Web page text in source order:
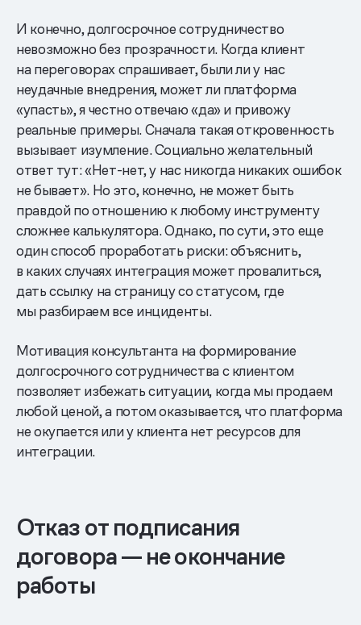
И конечно, долгосрочное сотрудничество
невозможно без прозрачности. Когда клиент
на переговорах спрашивает, были ли у нас
неудачные внедрения, может ли платформа
«упасть», я честно отвечаю «да» и привожу
реальные примеры. Сначала такая откровенность
вызывает изумление. Социально желательный
ответ тут: «Нет-нет, у нас никогда никаких ошибок
не бывает». Но это, конечно, не может быть
правдой по отношению к любому инструменту
сложнее калькулятора. Однако, по сути, это еще
один способ проработать риски: объяснить,
в каких случаях интеграция может провалиться,
дать ссылку на страницу со статусом, где
мы разбираем все инциденты.
Мотивация консультанта на формирование
долгосрочного сотрудничества с клиентом
позволяет избежать ситуации, когда мы продаем
любой ценой, а потом оказывается, что платформа
не окупается или у клиента нет ресурсов для
интеграции.
Отказ от подписания
договора — не окончание
работы